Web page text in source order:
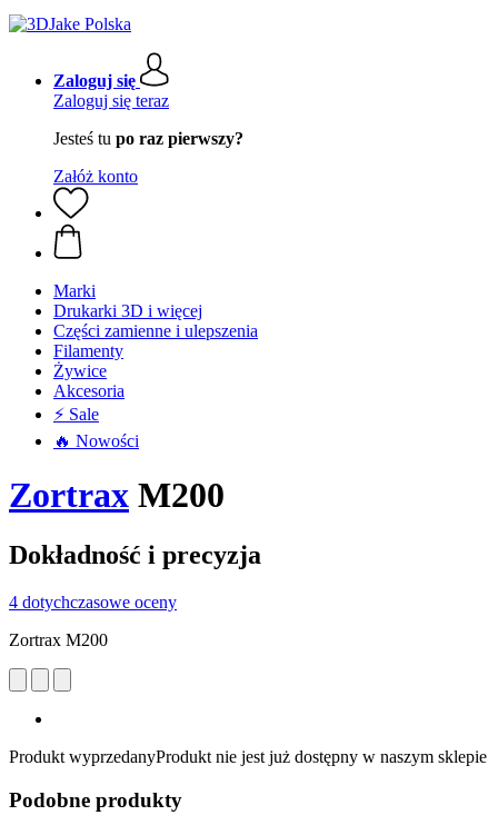
Zaloguj się
Zaloguj się teraz
Jesteś tu po raz pierwszy?
Załóż konto
Marki
Drukarki 3D i więcej
Części zamienne i ulepszenia
Filamenty
Żywice
Akcesoria
⚡ Sale
🔥 Nowości
Zortrax M200
Dokładność i precyzja
4 dotychczasowe oceny
Zortrax M200
Produkt wyprzedanyProdukt nie jest już dostępny w naszym sklepie
Podobne produkty